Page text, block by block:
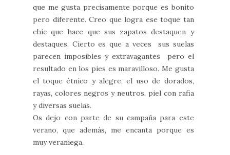
que me gusta precisamente porque es bonito
pero diferente. Creo que logra ese toque tan
chic que hace que sus zapatos destaquen y
destaques. Cierto es que a veces sus suelas
parecen imposibles y extravagantes pero el
resultado en los pies es maravilloso. Me gusta
el toque étnico y alegre, el uso de dorados,
rayas, colores negros y neutros, piel con rafia
y diversas suelas.
Os dejo con parte de su campaña para este
verano, que además, me encanta porque es
muy veraniega.